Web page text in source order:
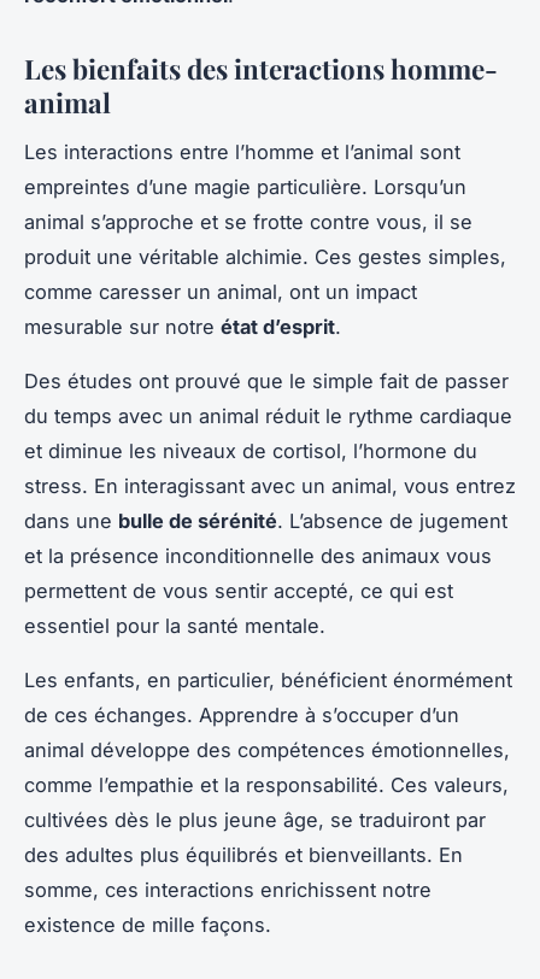
Les bienfaits des interactions homme-
animal
Les interactions entre l’homme et l’animal sont
empreintes d’une magie particulière. Lorsqu’un
animal s’approche et se frotte contre vous, il se
produit une véritable alchimie. Ces gestes simples,
comme caresser un animal, ont un impact
mesurable sur notre état d’esprit.
Des études ont prouvé que le simple fait de passer
du temps avec un animal réduit le rythme cardiaque
et diminue les niveaux de cortisol, l’hormone du
stress. En interagissant avec un animal, vous entrez
dans une bulle de sérénité. L’absence de jugement
et la présence inconditionnelle des animaux vous
permettent de vous sentir accepté, ce qui est
essentiel pour la santé mentale.
Les enfants, en particulier, bénéficient énormément
de ces échanges. Apprendre à s’occuper d’un
animal développe des compétences émotionnelles,
comme l’empathie et la responsabilité. Ces valeurs,
cultivées dès le plus jeune âge, se traduiront par
des adultes plus équilibrés et bienveillants. En
somme, ces interactions enrichissent notre
existence de mille façons.